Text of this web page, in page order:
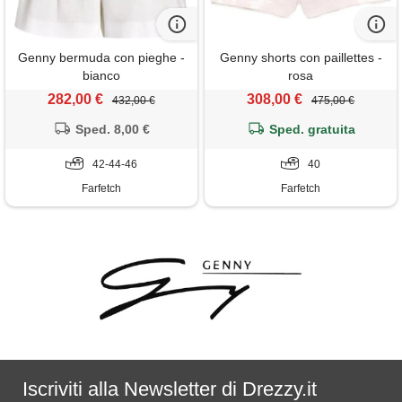
Genny bermuda con pieghe -
bianco
282,00 € 432,00 €
Sped. 8,00 €
42-44-46
Farfetch
Genny shorts con paillettes -
rosa
308,00 € 475,00 €
Sped. gratuita
40
Farfetch
Iscriviti alla Newsletter di Drezzy.it